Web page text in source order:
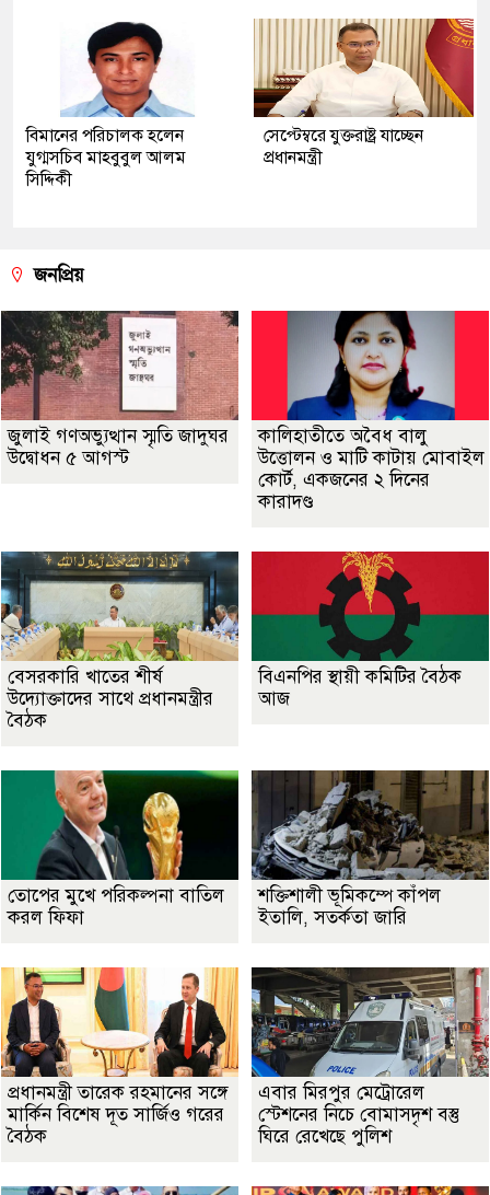
বিমানের পরিচালক হলেন
যুগ্মসচিব মাহবুবুল আলম
সিদ্দিকী
সেপ্টেম্বরে যুক্তরাষ্ট্র যাচ্ছেন
প্রধানমন্ত্রী
জনপ্রিয়
জুলাই গণঅভ্যুত্থান স্মৃতি জাদুঘর
উদ্বোধন ৫ আগস্ট
কালিহাতীতে অবৈধ বালু
উত্তোলন ও মাটি কাটায় মোবাইল
কোর্ট, একজনের ২ দিনের
কারাদণ্ড
বেসরকারি খাতের শীর্ষ
উদ্যোক্তাদের সাথে প্রধানমন্ত্রীর
বৈঠক
বিএনপির স্থায়ী কমিটির বৈঠক
আজ
তোপের মুখে পরিকল্পনা বাতিল
করল ফিফা
শক্তিশালী ভূমিকম্পে কাঁপল
ইতালি, সতর্কতা জারি
প্রধানমন্ত্রী তারেক রহমানের সঙ্গে
মার্কিন বিশেষ দূত সার্জিও গরের
বৈঠক
এবার মিরপুর মেট্রোরেল
স্টেশনের নিচে বোমাসদৃশ বস্তু
ঘিরে রেখেছে পুলিশ